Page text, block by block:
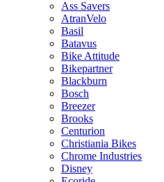
Ass Savers
AtranVelo
Basil
Batavus
Bike Attitude
Bikepartner
Blackburn
Bosch
Breezer
Brooks
Centurion
Christiania Bikes
Chrome Industries
Disney